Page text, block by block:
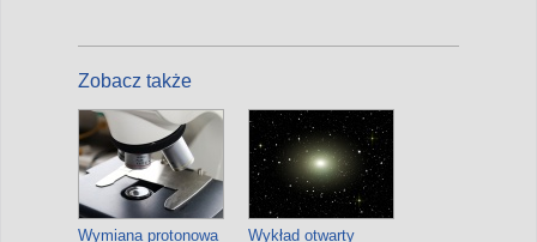
Zobacz także
Wymiana protonowa
Wykład otwarty